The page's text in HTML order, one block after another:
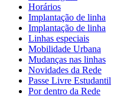
Horários
Implantação de linha
Implantação de linha
Linhas especiais
Mobilidade Urbana
Mudanças nas linhas
Novidades da Rede
Passe Livre Estudantil
Por dentro da Rede